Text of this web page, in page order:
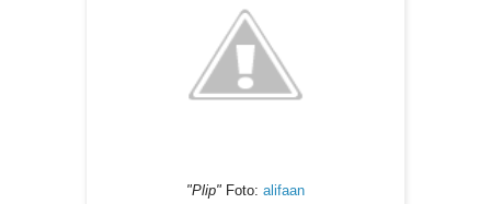
"Plip" Foto: alifaan